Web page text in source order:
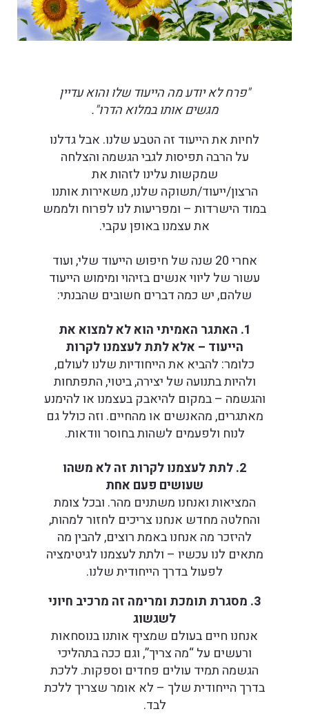
"פרח לא יודע מה הייעוד שלו והוא עדיין
מגשים אותו במלוא הדרו".
לחיות את הייעוד זה הטבע שלנו. אבל גדלנו
על הרבה תפיסות לגבי הגשמה והצלחה
שמקשות עלינו לזהות את
הרצון/ייעוד/תשוקה שלנו, משאירות אותנו
במוד הישרדות – ומפריעות לנו לפרוח ולממש
את עצמנו באופן עקבי.
אחרי 20 שנה של חיפוש הייעוד שלי, ועוד
עשור של ליווי אנשים בזיהוי ומימוש הייעוד
שלהם, יש כמה דברים חשובים שהבנתי:
1. האתגר האמיתי הוא לא למצוא את
הייעוד – אלא לתת לעצמנו לקרות
כלומר: להביא את הייחודיות שלנו לעולם,
ולהיות בתנועה של יצירה, ביטוי, התפתחות
והגשמה – במקום להיאבק בעצמנו או להימנע
מאתגרים, מהאנשים או מהחיים. וזה כולל גם
לנוח ולפעמים לשהות בחוסר וודאות.
2. לתת לעצמנו לקרות זה לא משהו
שעושים פעם אחת
המציאות ואנחנו משתנים מהר. ובכל צומת
והחלטה מחדש אנחנו צריכים לחזור למהות,
להיזכר מה אנחנו באמת רוצים, להבין מה
מתאים לנו עכשיו – ולתת לעצמנו לגיטימציה
לפעול בדרך הייחודית שלנו.
3. מסגרת תומכת ומרימה זה מרכיב חיוני
לשגשוג
אנחנו חיים בעולם שמציף אותנו בנוסחאות
ורעשים על “מה צריך”, וגם ככה בתהליכי
הגשמה תמיד עולים פחדים וספקות. ללכת
בדרך הייחודית שלך – לא אומר שצריך ללכת
לבד.